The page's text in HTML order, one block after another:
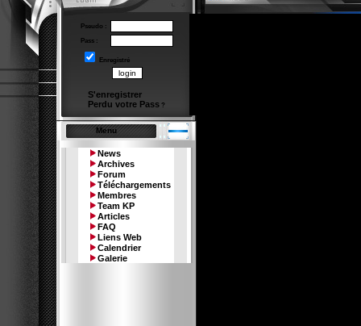
Pseudo :
Pass :
Enregistré
S'enregistrer
Perdu votre Pass ?
Menu
News
Archives
Forum
Téléchargements
Membres
Team KP
Articles
FAQ
Liens Web
Calendrier
Galerie